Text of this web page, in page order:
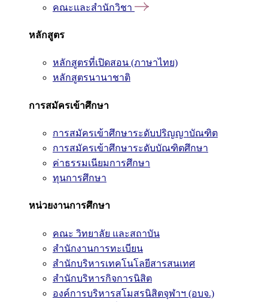
คณะและสำนักวิชา
หลักสูตร
หลักสูตรที่เปิดสอน (ภาษาไทย)
หลักสูตรนานาชาติ
การสมัครเข้าศึกษา
การสมัครเข้าศึกษาระดับปริญญาบัณฑิต
การสมัครเข้าศึกษาระดับบัณฑิตศึกษา
ค่าธรรมเนียมการศึกษา
ทุนการศึกษา
หน่วยงานการศึกษา
คณะ วิทยาลัย และสถาบัน
สำนักงานการทะเบียน
สำนักบริหารเทคโนโลยีสารสนเทศ
สำนักบริหารกิจการนิสิต
องค์การบริหารสโมสรนิสิตจุฬาฯ (อบจ.)